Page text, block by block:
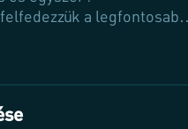
a legfontosabb
használhatod ki a